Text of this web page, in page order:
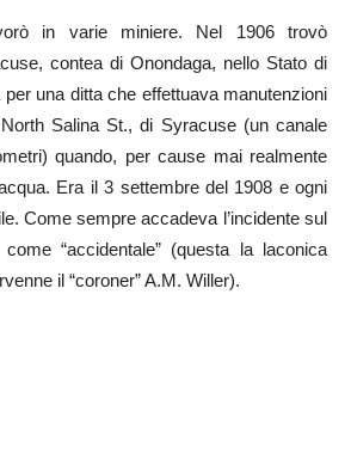
in varie miniere. Nel 1906 trovò
contea di Onondaga, nello Stato di
una ditta che effettuava manutenzioni
Salina St., di Syracuse (un canale
quando, per cause mai realmente
Era il 3 settembre del 1908 e ogni
Come sempre accadeva l’incidente sul
“accidentale” (questa la laconica
il “coroner” A.M. Willer).